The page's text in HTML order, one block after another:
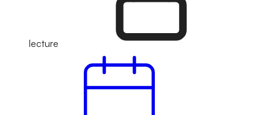
lecture